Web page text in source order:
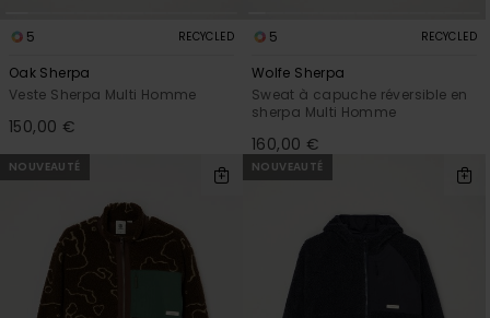
5 RECYCLED
Oak Sherpa
Veste Sherpa Multi Homme
150,00 €
5 RECYCLED
Wolfe Sherpa
Sweat à capuche réversible en
sherpa Multi Homme
160,00 €
NOUVEAUTÉ NOUVEAUTÉ